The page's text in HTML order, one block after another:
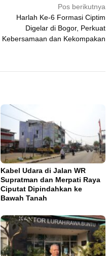
Pos berikutnya
Harlah Ke-6 Formasi Ciptim
Digelar di Bogor, Perkuat
Kebersamaan dan Kekompakan
Kabel Udara di Jalan WR
Supratman dan Merpati Raya
Ciputat Dipindahkan ke
Bawah Tanah